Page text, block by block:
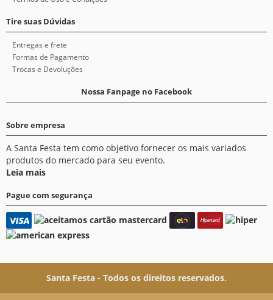
Tire suas Dúvidas
Entregas e frete
Formas de Pagamento
Trocas e Devoluções
Nossa Fanpage no Facebook
Sobre empresa
A Santa Festa tem como objetivo fornecer os mais variados
produtos do mercado para seu evento.
Leia mais
Pague com segurança
Santa Festa - Todos os direitos reservados.